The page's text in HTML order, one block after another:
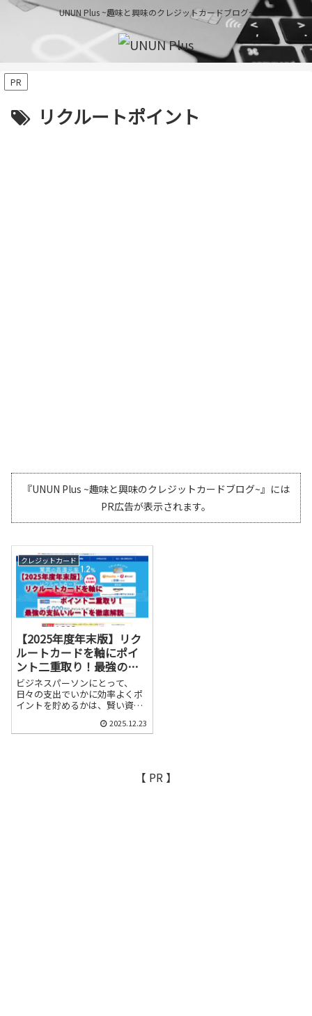
UNUN Plus ~趣味と興味のクレジットカードブログ~
PR
リクルートポイント
『UNUN Plus ~趣味と興味のクレジットカードブログ~』には
PR広告が表示されます。
クレジットカード
【2025年度年末版】リク
ルートカードを軸にポイ
ント二重取り！最強の支
払いルートを徹底解説
ビジネスパーソンにとって、
日々の支出でいかに効率よくポ
イントを貯めるかは、賢い資産
イント還元率を最大化する支払
いルート」は、多くの人が関心
ドを軸にした、ポイント二重取
りを実現する具体的な方法を、
2025.12.23
【 PR 】